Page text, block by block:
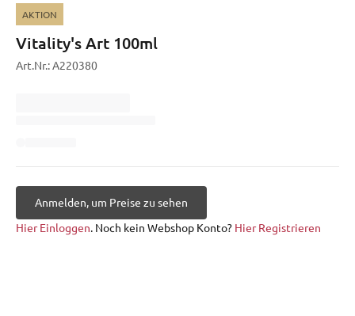
AKTION
Vitality's Art 100ml
Art.Nr.:A220380
Anmelden, um Preise zu sehen
Hier Einloggen. Noch kein Webshop Konto? Hier Registrieren